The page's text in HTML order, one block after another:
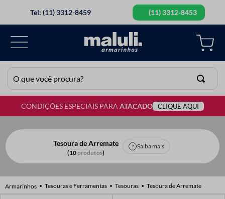
Tel: (11) 3312-8459 (11) 3312-8453
O que você procura?
CONDIÇÕES ESPECIAIS PARAATACADO CLIQUE AQUI
Tesoura de Arremate
10 produtos
Saiba mais
Tesouras e Ferramentas Tesouras Tesoura de Arremate
TERMOS MAIS BUSCADOS
barbante
4º
elastico
5º
renda